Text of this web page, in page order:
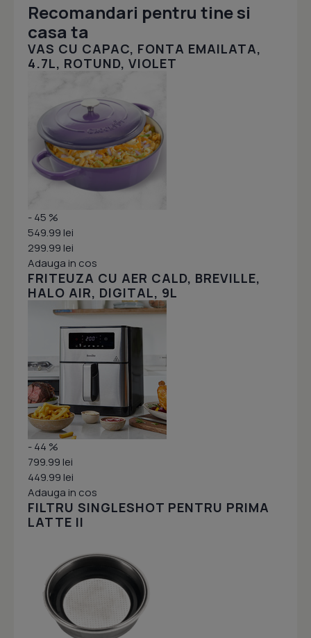
Recomandari pentru tine si
casa ta
VAS CU CAPAC, FONTA EMAILATA,
4.7L, ROTUND, VIOLET
- 45 %
549.99 lei
299.99 lei
Adauga in cos
FRITEUZA CU AER CALD, BREVILLE,
HALO AIR, DIGITAL, 9L
- 44 %
799.99 lei
449.99 lei
Adauga in cos
FILTRU SINGLESHOT PENTRU PRIMA
LATTE II